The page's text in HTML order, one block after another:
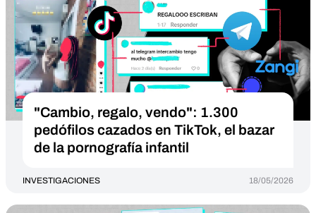
"Cambio, regalo, vendo": 1.300
pedófilos cazados en TikTok, el bazar
de la pornografía infantil
INVESTIGACIONES 18/05/2026